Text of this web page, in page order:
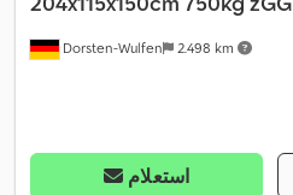
Dorsten-Wulfen 2.498 km
استعلام